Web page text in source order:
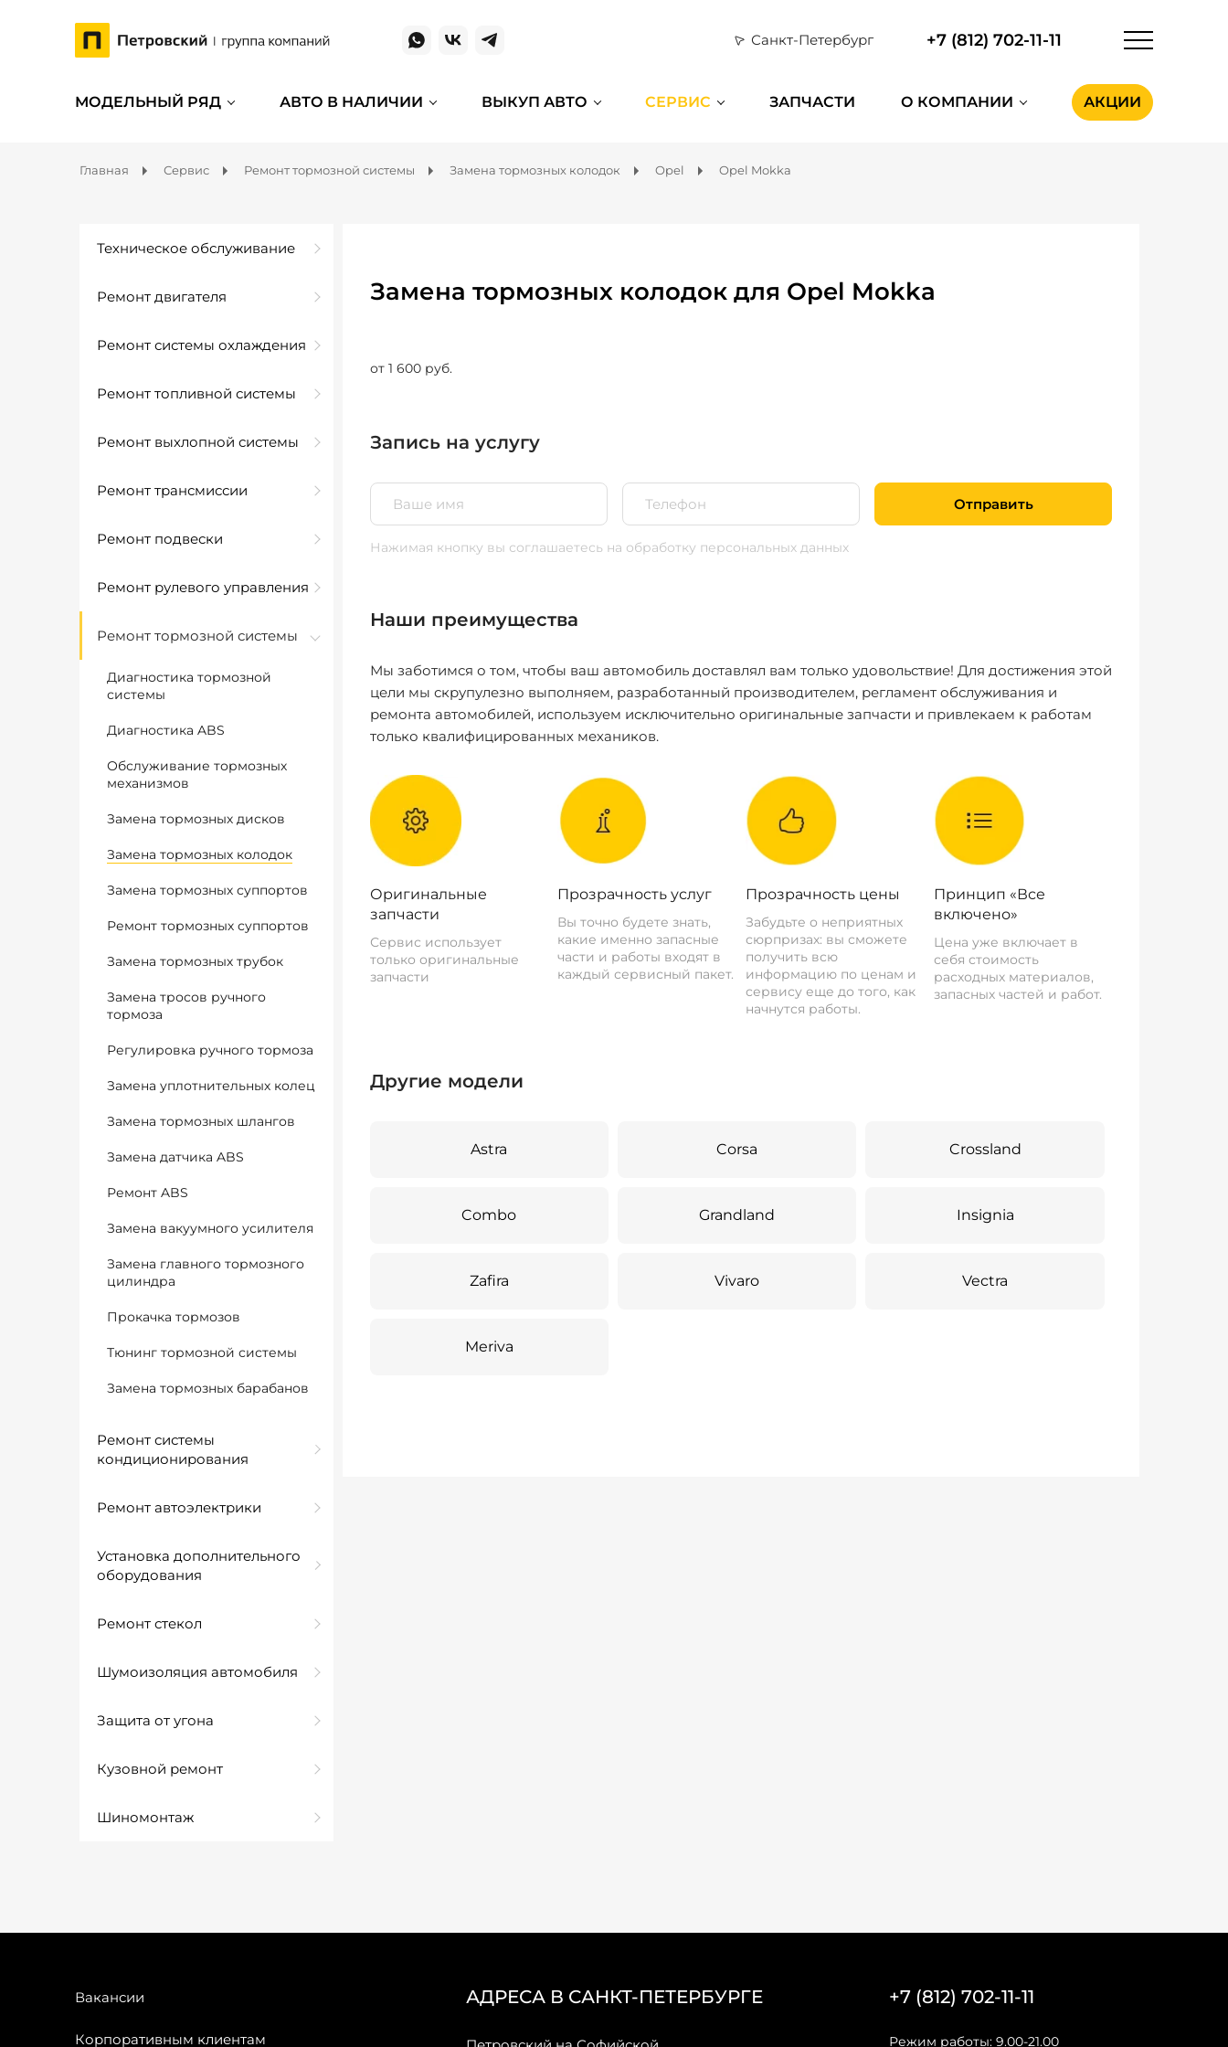
Санкт-Петербург +7 (812) 702-11-11
МОДЕЛЬНЫЙ РЯД АВТО В НАЛИЧИИ ВЫКУП АВТО СЕРВИС ЗАПЧАСТИ О КОМПАНИИ АКЦИИ
Главная Сервис Ремонт тормозной системы Замена тормозных колодок Opel Opel Mokka
Техническое обслуживание
Ремонт двигателя
Ремонт системы охлаждения
Ремонт топливной системы
Ремонт выхлопной системы
Ремонт трансмиссии
Ремонт подвески
Ремонт рулевого управления
Ремонт тормозной системы
Диагностика тормозной
системы
Диагностика ABS
Обслуживание тормозных
механизмов
Замена тормозных дисков
Замена тормозных колодок
Замена тормозных суппортов
Ремонт тормозных суппортов
Замена тормозных трубок
Замена тросов ручного
тормоза
Регулировка ручного тормоза
Замена уплотнительных колец
Замена тормозных шлангов
Замена датчика ABS
Ремонт ABS
Замена вакуумного усилителя
Замена главного тормозного
цилиндра
Прокачка тормозов
Тюнинг тормозной системы
Замена тормозных барабанов
Ремонт системы
кондиционирования
Ремонт автоэлектрики
Установка дополнительного
оборудования
Ремонт стекол
Шумоизоляция автомобиля
Защита от угона
Кузовной ремонт
Шиномонтаж
Замена тормозных колодок для Opel Mokka
от 1 600 руб.
Запись на услугу
Отправить
Нажимая кнопку вы соглашаетесь на обработку персональных данных
Наши преимущества
Мы заботимся о том, чтобы ваш автомобиль доставлял вам только удовольствие! Для достижения этой
цели мы скрупулезно выполняем, разработанный производителем, регламент обслуживания и
ремонта автомобилей, используем исключительно оригинальные запчасти и привлекаем к работам
только квалифицированных механиков.
Оригинальные
запчасти
Сервис использует
только оригинальные
запчасти
Прозрачность услуг
Вы точно будете знать,
какие именно запасные
части и работы входят в
каждый сервисный пакет.
Прозрачность цены
Забудьте о неприятных
сюрпризах: вы сможете
получить всю
информацию по ценам и
сервису еще до того, как
начнутся работы.
Принцип «Все
включено»
Цена уже включает в
себя стоимость
расходных материалов,
запасных частей и работ.
Другие модели
Astra Corsa Crossland
Combo Grandland Insignia
Zafira Vivaro Vectra
Meriva
Вакансии
Корпоративным клиентам
АДРЕСА В САНКТ-ПЕТЕРБУРГЕ +7 (812) 702-11-11
Режим работы: 9.00-21.00